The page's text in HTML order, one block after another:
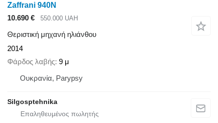
Zaffrani 940N
10.690 €
550.000 UAH
Θεριστική μηχανή ηλιάνθου
2014
Φάρδος λαβής 9 μ
Ουκρανία, Parypsy
Silgosptehnika